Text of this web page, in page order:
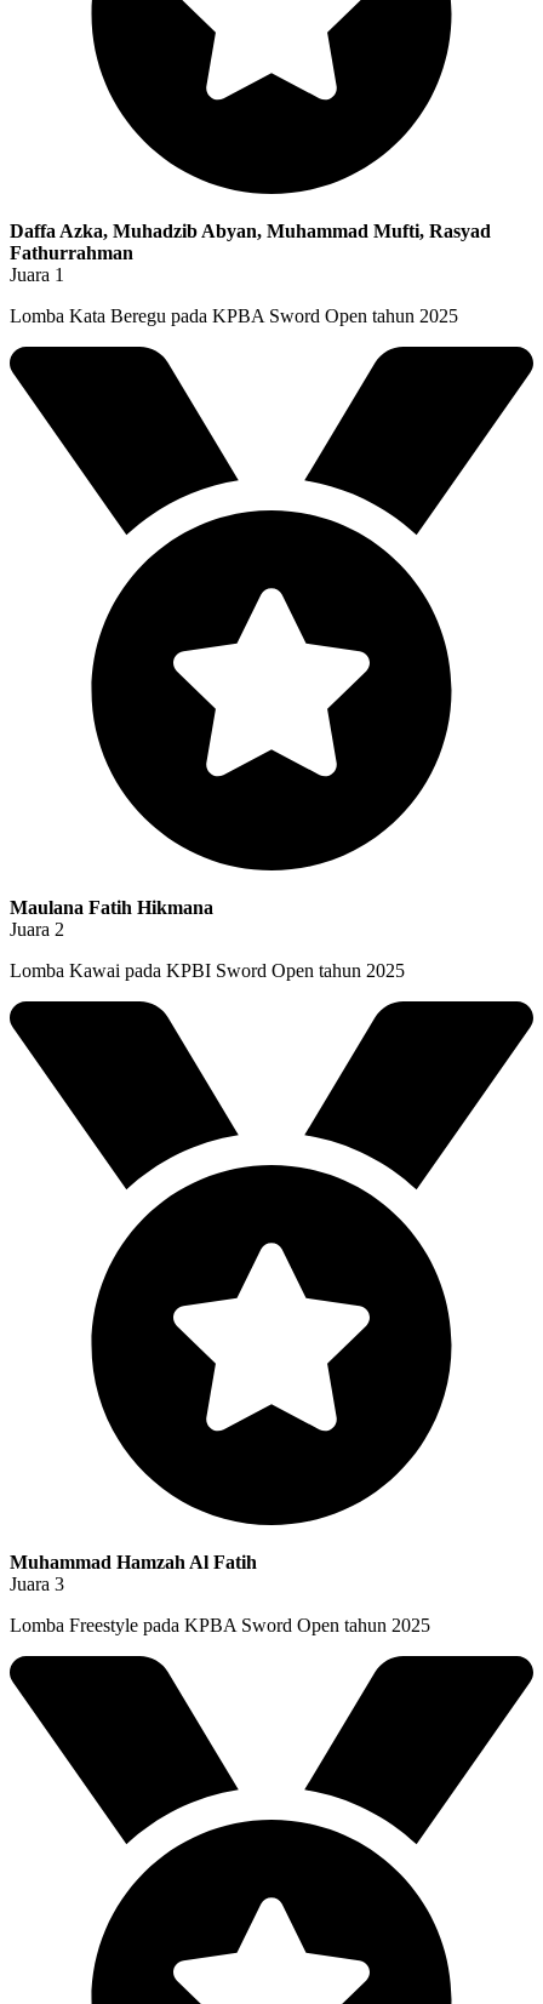
Daffa Azka, Muhadzib Abyan, Muhammad Mufti, Rasyad
Fathurrahman
Juara 1
Lomba Kata Beregu pada KPBA Sword Open tahun 2025
Maulana Fatih Hikmana
Juara 2
Lomba Kawai pada KPBI Sword Open tahun 2025
Muhammad Hamzah Al Fatih
Juara 3
Lomba Freestyle pada KPBA Sword Open tahun 2025